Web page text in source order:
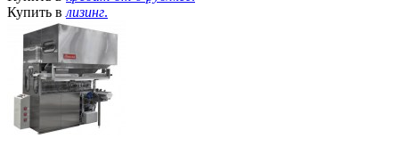
Купить в лизинг.